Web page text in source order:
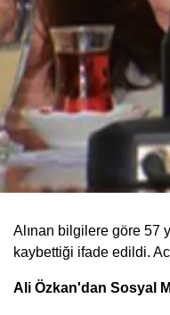
Alınan bilgilere göre 57
kaybettiği ifade edildi.
Ali Özkan'dan Sosyal